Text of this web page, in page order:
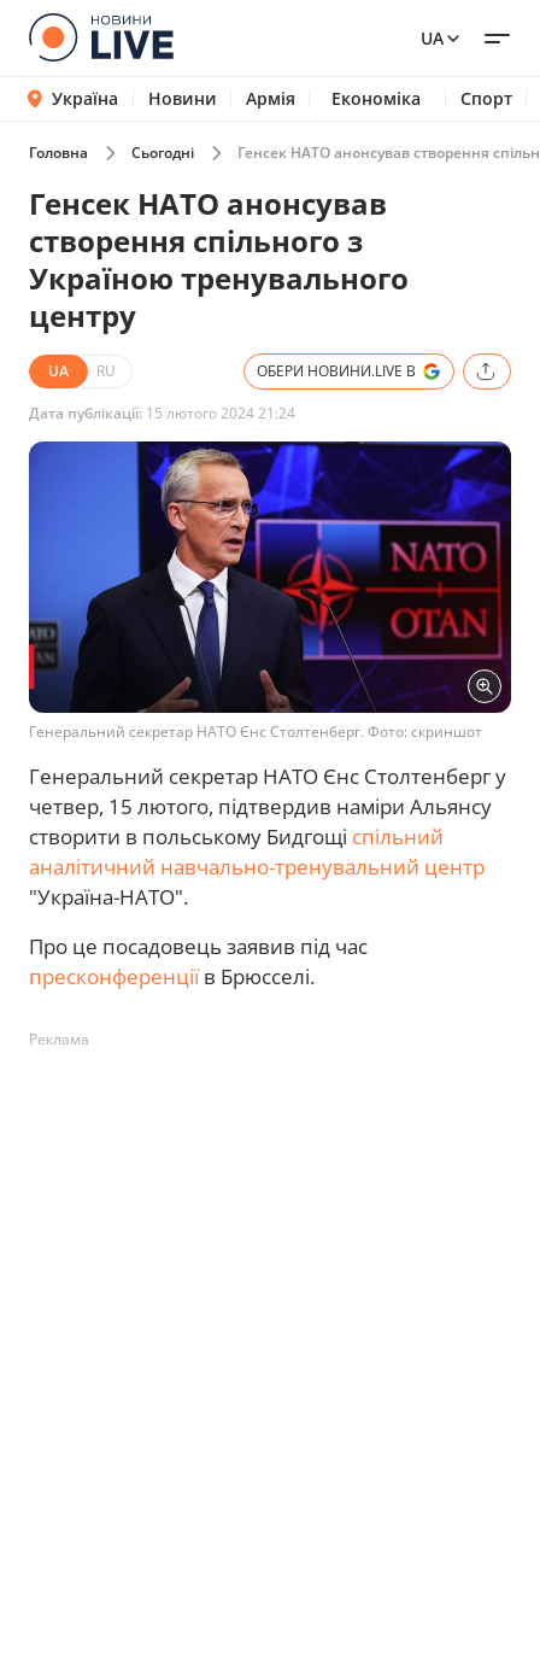
UA
Україна Новини Армія Економіка Спорт
Головна Сьогодні Генсек НАТО анонсував створення
Генсек НАТО анонсував
створення спільного з
Україною тренувального
центру
UA RU ОБЕРИ НОВИНИ.LIVE В
Дата публікації: 15 лютого 2024 21:24
Генеральний секретар НАТО Єнс Столтенберг. Фото: скриншот
Генеральний секретар НАТО Єнс Столтенберг у
четвер, 15 лютого, підтвердив наміри Альянсу
створити в польському Бидгощі спільний
аналітичний навчально-тренувальний центр
"Україна-НАТО".
Про це посадовець заявив під час
пресконференціїв Брюсселі.
Реклама